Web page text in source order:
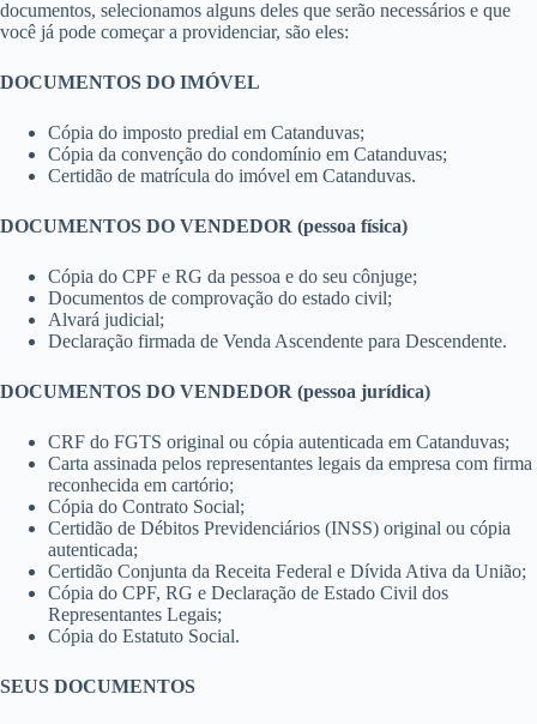
documentos, selecionamos alguns deles que serão necessários e que
você já pode começar a providenciar, são eles:
DOCUMENTOS DO IMÓVEL
Cópia do imposto predial em Catanduvas;
Cópia da convenção do condomínio em Catanduvas;
Certidão de matrícula do imóvel em Catanduvas.
DOCUMENTOS DO VENDEDOR (pessoa física)
Cópia do CPF e RG da pessoa e do seu cônjuge;
Documentos de comprovação do estado civil;
Alvará judicial;
Declaração firmada de Venda Ascendente para Descendente.
DOCUMENTOS DO VENDEDOR (pessoa jurídica)
CRF do FGTS original ou cópia autenticada em Catanduvas;
Carta assinada pelos representantes legais da empresa com firma
reconhecida em cartório;
Cópia do Contrato Social;
Certidão de Débitos Previdenciários (INSS) original ou cópia
autenticada;
Certidão Conjunta da Receita Federal e Dívida Ativa da União;
Cópia do CPF, RG e Declaração de Estado Civil dos
Representantes Legais;
Cópia do Estatuto Social.
SEUS DOCUMENTOS